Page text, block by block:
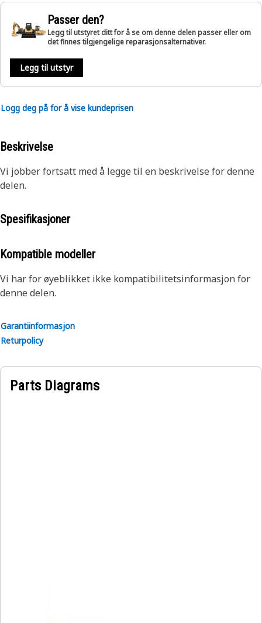
Passer den?
Legg til utstyret ditt for å se om denne delen passer eller om
det finnes tilgjengelige reparasjonsalternativer.
Legg til utstyr
Logg deg på for å vise kundeprisen
Beskrivelse
Vi jobber fortsatt med å legge til en beskrivelse for denne
delen.
Spesifikasjoner
Kompatible modeller
Vi har for øyeblikket ikke kompatibilitetsinformasjon for
denne delen.
Garantiinformasjon
Returpolicy
Parts Diagrams